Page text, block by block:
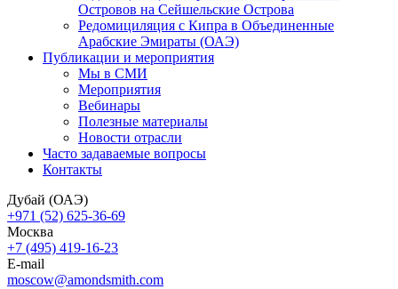
Островов на Сейшельские Острова
Редомициляция с Кипра в Объединенные
Арабские Эмираты (ОАЭ)
Публикации и мероприятия
Мы в СМИ
Мероприятия
Вебинары
Полезные материалы
Новости отрасли
Часто задаваемые вопросы
Контакты
Дубай (ОАЭ)
+971 (52) 625-36-69
Москва
+7 (495) 419-16-23
E-mail
moscow@amondsmith.com